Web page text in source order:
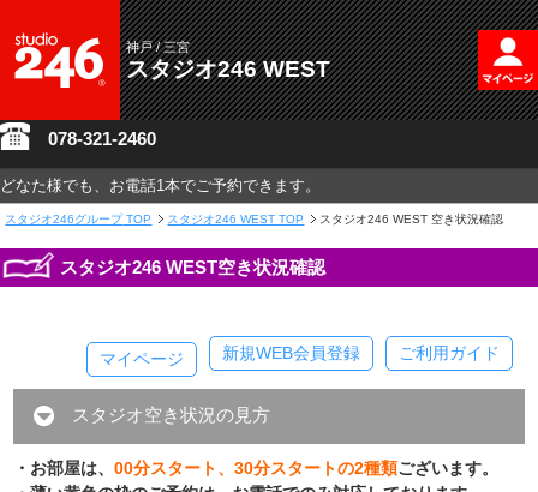
神戸 / 三宮
スタジオ246 WEST
078-321-2460
どなた様でも、お電話1本でご予約できます。
スタジオ246グループ TOP スタジオ246 WEST TOP スタジオ246 WEST 空き状況確認
スタジオ246 WEST空き状況確認
ご利用ガイド
新規WEB会員登録
マイページ
スタジオ空き状況の見方
・お部屋は、00分スタート、30分スタートの2種類ございます。